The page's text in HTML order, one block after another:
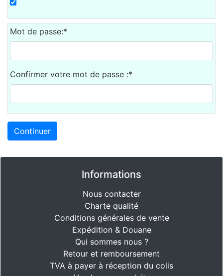
Mot de passe:*
Confirmer votre mot de passe :*
Continuer
Informations
Nous contacter
Charte qualité
Conditions générales de vente
Expédition & Douane
Qui sommes nous ?
Retour et remboursement
TVA à payer à réception du colis